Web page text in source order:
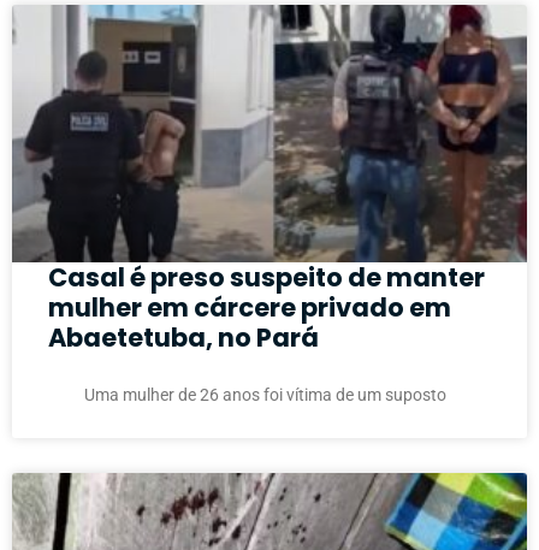
Casal é preso suspeito de manter
mulher em cárcere privado em
Abaetetuba, no Pará
Uma mulher de 26 anos foi vítima de um suposto